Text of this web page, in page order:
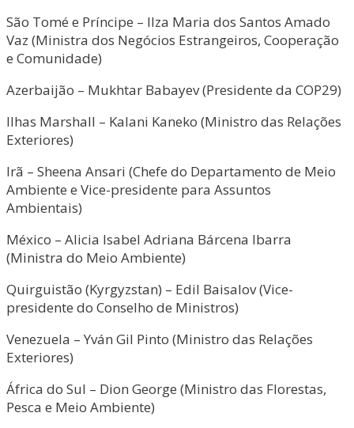
São Tomé e Príncipe – Ilza Maria dos Santos Amado
Vaz (Ministra dos Negócios Estrangeiros, Cooperação
e Comunidade)
Azerbaijão – Mukhtar Babayev (Presidente da COP29)
Ilhas Marshall – Kalani Kaneko (Ministro das Relações
Exteriores)
Irã – Sheena Ansari (Chefe do Departamento de Meio
Ambiente e Vice-presidente para Assuntos
Ambientais)
México – Alicia Isabel Adriana Bárcena Ibarra
(Ministra do Meio Ambiente)
Quirguistão (Kyrgyzstan) – Edil Baisalov (Vice-
presidente do Conselho de Ministros)
Venezuela – Yván Gil Pinto (Ministro das Relações
Exteriores)
África do Sul – Dion George (Ministro das Florestas,
Pesca e Meio Ambiente)